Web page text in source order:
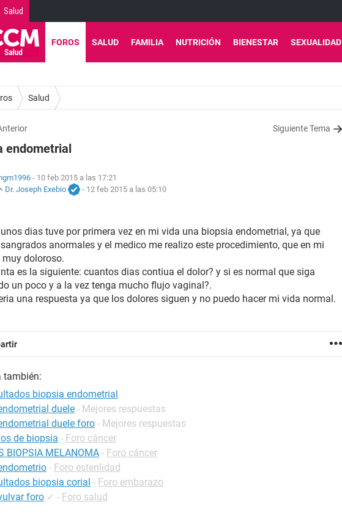
Salud
FOROS SALUD FAMILIA NUTRICIÓN BIENESTAR SEXUALIDAD
Salud
Siguiente Tema
endometrial
- 10 feb 2015 a las 17:21
Dr. Joseph Exebio
- 12 feb 2015 a las 05:10
dias tuve por primera vez en mi vida una biopsia endometrial, ya que
anormales y el medico me realizo este procedimiento, que en mi
doloroso.
es la siguiente: cuantos dias contiua el dolor? y si es normal que siga
un poco y a la vez tenga mucho flujo vaginal?.
una respuesta ya que los dolores siguen y no puedo hacer mi vida normal.
también:
biopsia endometrial
duele - Mejores respuestas
duele foro - Mejores respuestas
de biopsia - Foro cáncer
BIOPSIA MELANOMA - Foro cáncer
- Foro esterilidad
biopsia corial - Foro embarazo
foro ✓ - Foro salud